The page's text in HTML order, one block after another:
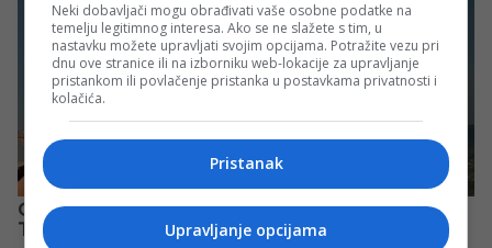
Neki dobavljači mogu obrađivati vaše osobne podatke na
temelju legitimnog interesa. Ako se ne slažete s tim, u
nastavku možete upravljati svojim opcijama. Potražite vezu pri
dnu ove stranice ili na izborniku web-lokacije za upravljanje
pristankom ili povlačenje pristanka u postavkama privatnosti i
kolačića.
Pristanak
Upravljanje opcijama